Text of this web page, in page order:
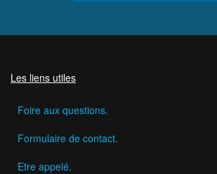
Les liens utiles
Foire aux questions.
Formulaire de contact.
Etre appelé.